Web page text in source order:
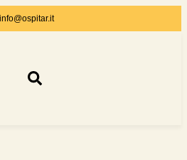
info@ospitar.it